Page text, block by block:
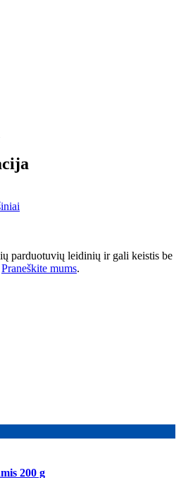
parduotuvių leidinių ir gali keistis be
Praneškite mums.
200 g